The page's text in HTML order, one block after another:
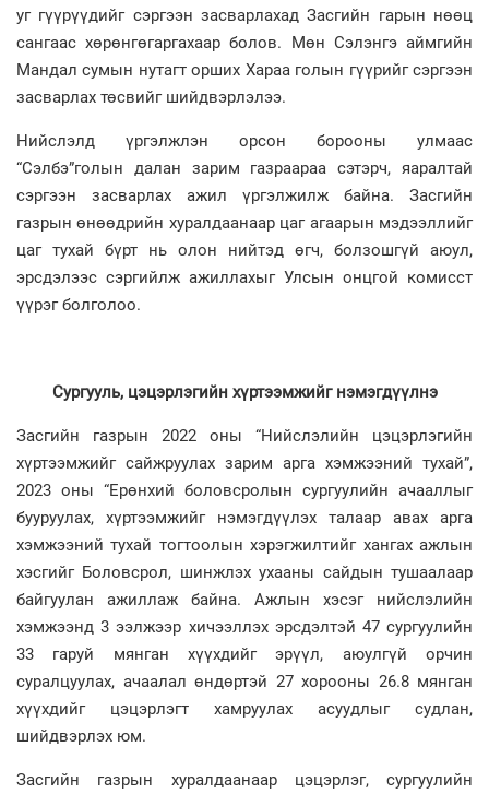
уг гүүрүүдийг сэргээн засварлахад Засгийн гарын нөөц
сангаас хөрөнгөгаргахаар болов. Мөн Сэлэнгэ аймгийн
Мандал сумын нутагт орших Хараа голын гүүрийг сэргээн
засварлах төсвийг шийдвэрлэлээ.
Нийслэлд үргэлжлэн орсон борооны улмаас
“Сэлбэ”голын далан зарим газраараа сэтэрч, яаралтай
сэргээн засварлах ажил үргэлжилж байна. Засгийн
газрын өнөөдрийн хуралдаанаар цаг агаарын мэдээллийг
цаг тухай бүрт нь олон нийтэд өгч, болзошгүй аюул,
эрсдэлээс сэргийлж ажиллахыг Улсын онцгой комисст
үүрэг болголоо.
Сургууль, цэцэрлэгийн хүртээмжийг нэмэгдүүлнэ
Засгийн газрын 2022 оны “Нийслэлийн цэцэрлэгийн
хүртээмжийг сайжруулах зарим арга хэмжээний тухай”,
2023 оны “Ерөнхий боловсролын сургуулийн ачааллыг
бууруулах, хүртээмжийг нэмэгдүүлэх талаар авах арга
хэмжээний тухай тогтоолын хэрэгжилтийг хангах ажлын
хэсгийг Боловсрол, шинжлэх ухааны сайдын тушаалаар
байгуулан ажиллаж байна. Ажлын хэсэг нийслэлийн
хэмжээнд 3 ээлжээр хичээллэх эрсдэлтэй 47 сургуулийн
33 гаруй мянган хүүхдийг эрүүл, аюулгүй орчин
суралцуулах, ачаалал өндөртэй 27 хорооны 26.8 мянган
хүүхдийг цэцэрлэгт хамруулах асуудлыг судлан,
шийдвэрлэх юм.
Засгийн газрын хуралдаанаар цэцэрлэг, сургуулийн